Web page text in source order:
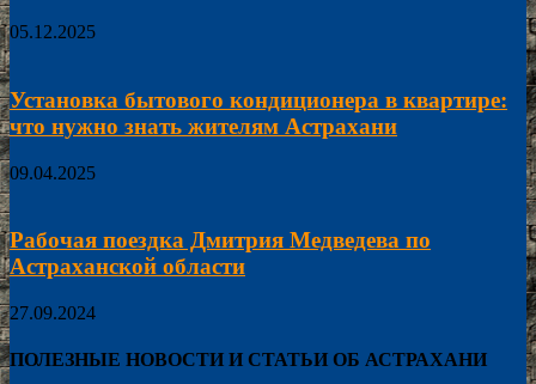
05.12.2025
Установка бытового кондиционера в квартире:
что нужно знать жителям Астрахани
09.04.2025
Рабочая поездка Дмитрия Медведева по
Астраханской области
27.09.2024
ПОЛЕЗНЫЕ НОВОСТИ И СТАТЬИ ОБ АСТРАХАНИ